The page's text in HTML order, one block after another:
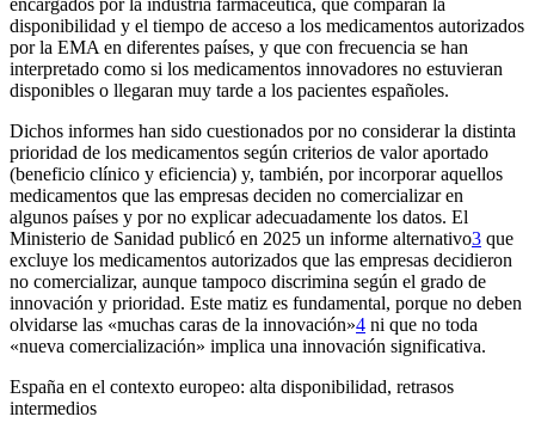
encargados por la industria farmacéutica, que comparan la
disponibilidad y el tiempo de acceso a los medicamentos autorizados
por la EMA en diferentes países, y que con frecuencia se han
interpretado como si los medicamentos innovadores no estuvieran
disponibles o llegaran muy tarde a los pacientes españoles.
Dichos informes han sido cuestionados por no considerar la distinta
prioridad de los medicamentos según criterios de valor aportado
(beneficio clínico y eficiencia) y, también, por incorporar aquellos
medicamentos que las empresas deciden no comercializar en
algunos países y por no explicar adecuadamente los datos. El
Ministerio de Sanidad publicó en 2025 un informe alternativo3 que
excluye los medicamentos autorizados que las empresas decidieron
no comercializar, aunque tampoco discrimina según el grado de
innovación y prioridad. Este matiz es fundamental, porque no deben
olvidarse las «muchas caras de la innovación»4 ni que no toda
«nueva comercialización» implica una innovación significativa.
España en el contexto europeo: alta disponibilidad, retrasos
intermedios